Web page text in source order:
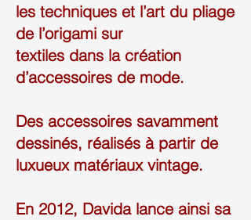
les techniques et l’art du pliage
de l’origami sur
textiles dans la création
d’accessoires de mode.
Des accessoires savamment
dessinés, réalisés à partir de
luxueux matériaux vintage.
En 2012, Davida lance ainsi sa